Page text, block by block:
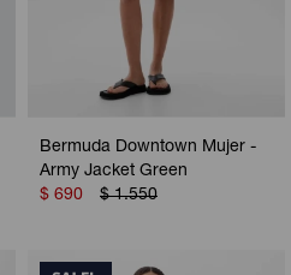
Bermuda Downtown Mujer -
Army Jacket Green
$ 690 $ 1.550